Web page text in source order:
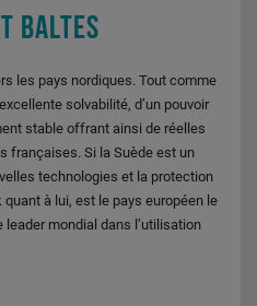
BALTES
les pays nordiques. Tout comme
solvabilité, d’un pouvoir
stable offrant ainsi de réelles
françaises. Si la Suède est un
technologies et la protection
à lui, est le pays européen le
mondial dans l’utilisation